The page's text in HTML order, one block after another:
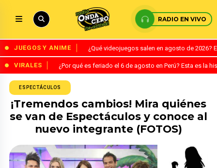
RADIO EN VIVO
JUEGOS Y ANIME ¿Qué videojuegos salen en agosto de
VIRALES ¿Por qué es feriado el 6 de agosto en Perú? Esta es la
ESPECTÁCULOS
¡Tremendos cambios! Mira quiénes
se van de Espectáculos y conoce al
nuevo integrante (FOTOS)